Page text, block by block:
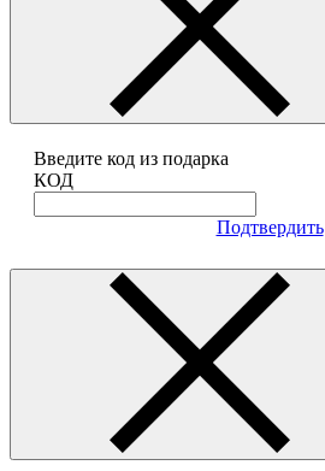
Введите код из подарка
КОД
Подтвердить